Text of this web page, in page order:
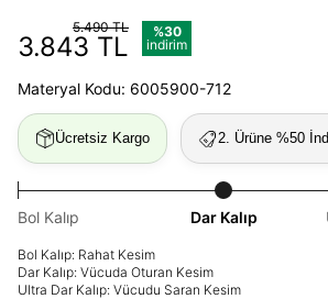
5.490 TL
3.843 TL
%30
indirim
Materyal Kodu: 6005900-712
Ücretsiz Kargo 2. Ürüne %50
Bol Kalıp Dar Kalıp
Bol Kalıp: Rahat Kesim
Dar Kalıp: Vücuda Oturan Kesim
Ultra Dar Kalıp: Vücudu Saran Kesim
Beni Hatırla
Ad*